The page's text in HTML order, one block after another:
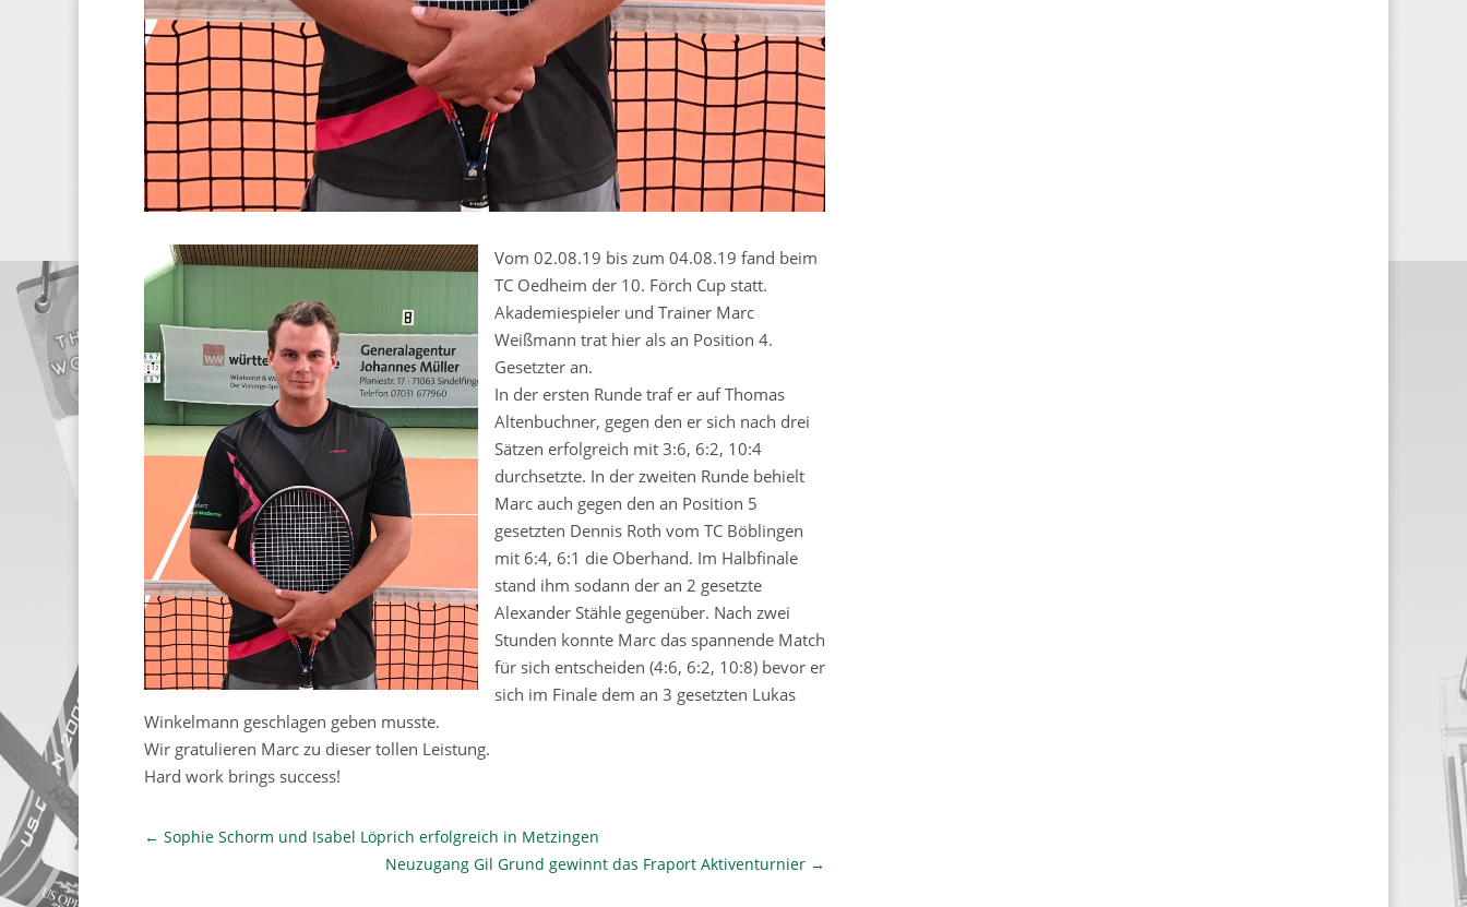
Vom 02.08.19 bis zum 04.08.19 fand beim
TC Oedheim der 10. Förch Cup statt.
Akademiespieler und Trainer Marc
Weißmann trat hier als an Position 4.
Gesetzter an.
In der ersten Runde traf er auf Thomas
Altenbuchner, gegen den er sich nach drei
Sätzen erfolgreich mit 3:6, 6:2, 10:4
durchsetzte. In der zweiten Runde behielt
Marc auch gegen den an Position 5
gesetzten Dennis Roth vom TC Böblingen
mit 6:4, 6:1 die Oberhand. Im Halbfinale
stand ihm sodann der an 2 gesetzte
Alexander Stähle gegenüber. Nach zwei
Stunden konnte Marc das spannende Match
für sich entscheiden (4:6, 6:2, 10:8) bevor er
sich im Finale dem an 3 gesetzten Lukas
Winkelmann geschlagen geben musste.
Wir gratulieren Marc zu dieser tollen Leistung.
Hard work brings success!
← Sophie Schorm und Isabel Löprich erfolgreich in Metzingen
Neuzugang Gil Grund gewinnt das Fraport Aktiventurnier →